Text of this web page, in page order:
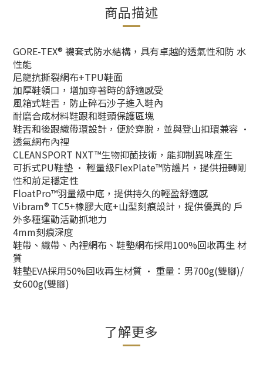
商品描述
GORE-TEX® 襪套式防水結構，具有卓越的透氣性和防 水
性能
尼龍抗撕裂網布+TPU鞋面
加厚鞋領口，增加穿著時的舒適感受
風箱式鞋舌，防止碎石沙子進入鞋內
耐磨合成材料鞋跟和鞋頭保護區塊
鞋舌和後跟織帶環設計，便於穿脫，並與登山扣環兼容 •
透氣網布內裡
CLEANSPORT NXT™生物抑菌技術，能抑制異味產生
可拆式PU鞋墊 • 輕量級FlexPlate™防護片，提供扭轉剛
性和前足穩定性
FloatPro™羽量級中底，提供持久的輕盈舒適感
Vibram® TC5+橡膠大底+山型刻痕設計，提供優異的 戶
外多種運動活動抓地力
4mm刻痕深度
鞋帶、織帶、內裡網布、鞋墊網布採用100%回收再生 材
質
鞋墊EVA採用50%回收再生材質 • 重量：男700g(雙腳)/
女600g(雙腳)
了解更多